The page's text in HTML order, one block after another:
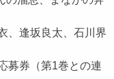
、逢坂良太、石川界
募券（第1巻との連